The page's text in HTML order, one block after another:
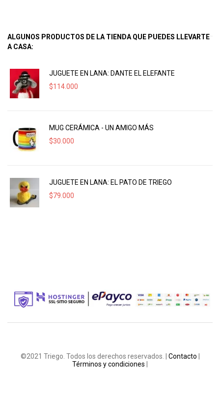
ALGUNOS PRODUCTOS DE LA TIENDA QUE PUEDES LLEVARTE
A CASA:
JUGUETE EN LANA: DANTE EL ELEFANTE
$114.000
MUG CERÁMICA - UN AMIGO MÁS
$30.000
JUGUETE EN LANA: EL PATO DE TRIEGO
$79.000
©2021 Triego. Todos los derechos reservados. | Contacto
Términos y condiciones